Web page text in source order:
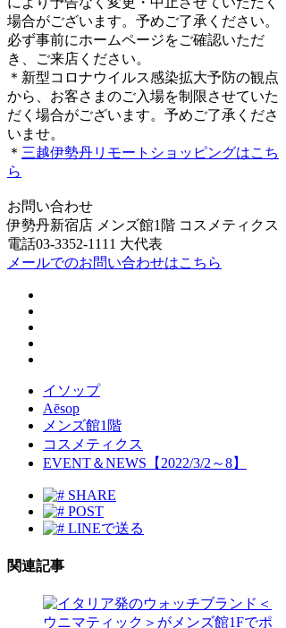
場合がございます。予めご了承ください。
必ず事前にホームページをご確認いただ
き、ご来店ください。
＊新型コロナウイルス感染拡大予防の観点
から、お客さまのご入場を制限させていた
だく場合がございます。予めご了承くださ
いませ。
＊ 三越伊勢丹リモートショッピングはこち
ら
お問い合わせ
伊勢丹新宿店 メンズ館1階 コスメティクス
電話03-3352-1111 大代表
メールでのお問い合わせはこちら
イソップ
Aēsop
メンズ館1階
コスメティクス
EVENT＆NEWS【2022/3/2～8】
SHARE
POST
LINEで送る
関連記事